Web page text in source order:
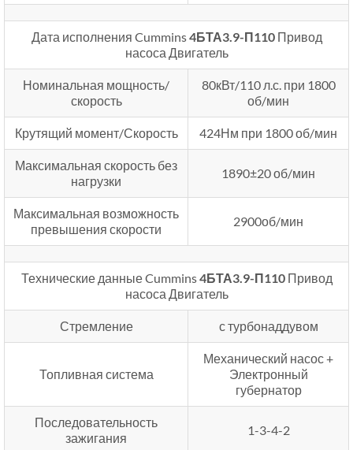
Дата исполнения Cummins4БТА3.9-П110 Привод
насоса Двигатель
Номинальная мощность/
скорость
80кВт/110 л.с. при 1800
об/мин
Крутящий момент/Скорость 424Нм при 1800 об/мин
Максимальная скорость без
нагрузки
1890±20 об/мин
Максимальная возможность
превышения скорости
2900об/мин
Технические данные Cummins4БТА3.9-П110 Привод
насоса Двигатель
Стремление с турбонаддувом
Топливная система
Механический насос +
Электронный
губернатор
Последовательность
зажигания
1-3-4-2